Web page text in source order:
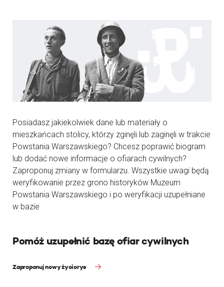
Posiadasz jakiekolwiek dane lub materiały o
mieszkańcach stolicy, którzy zginęli lub zaginęli w trakcie
Powstania Warszawskiego? Chcesz poprawić biogram
lub dodać nowe informacje o ofiarach cywilnych?
Zaproponuj zmiany w formularzu. Wszystkie uwagi będą
weryfikowanie przez grono historyków Muzeum
Powstania Warszawskiego i po weryfikacji uzupełniane
w bazie
Pomóż uzupełnić bazę ofiar cywilnych
Zaproponuj nowy życiorys